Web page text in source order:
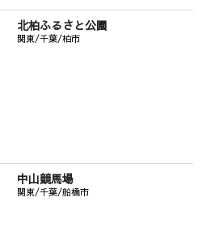
北柏ふるさと公園
関東/千葉/柏市
中山競馬場
関東/千葉/船橋市